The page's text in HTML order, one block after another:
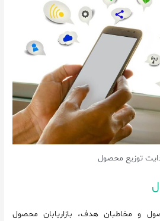
توزیع محصول
و مخاطبان هدف، بازاریابان محصول